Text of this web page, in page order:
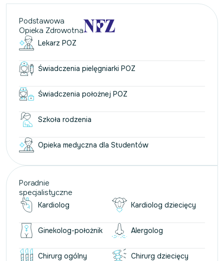
Podstawowa
Opieka Zdrowotna
Lekarz POZ
Świadczenia pielęgniarki POZ
Świadczenia położnej POZ
Szkoła rodzenia
Opieka medyczna dla Studentów
Poradnie
specjalistyczne
Kardiolog Kardiolog dziecięcy
Ginekolog-położnik Alergolog
Chirurg ogólny Chirurg dziecięcy